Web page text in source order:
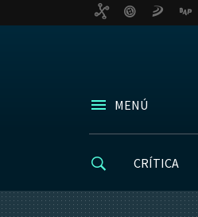
MENÚ
CRÍTICA